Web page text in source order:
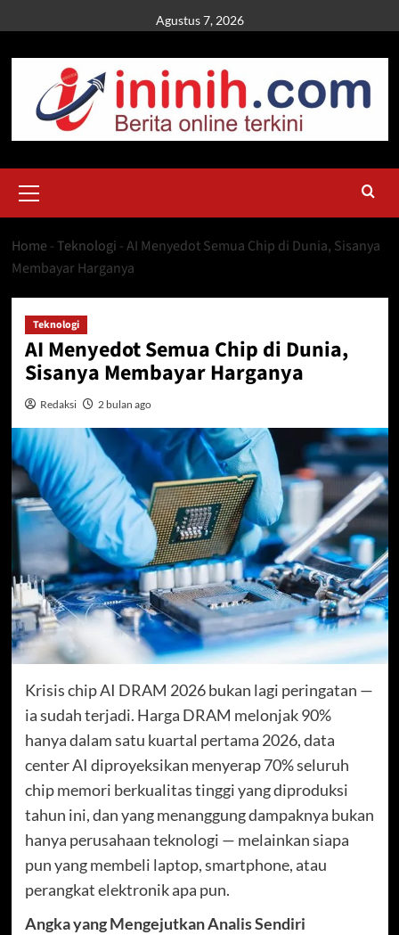
to
content
Agustus 7, 2026
Menu
Home - Teknologi -AI Menyedot Semua Chip di Dunia, Sisanya
Membayar Harganya
Teknologi
AI Menyedot Semua Chip di Dunia,
Sisanya Membayar Harganya
Redaksi 2 bulan ago
Krisis chip AI DRAM 2026 bukan lagi peringatan —
ia sudah terjadi. Harga DRAM melonjak 90%
hanya dalam satu kuartal pertama 2026, data
center AI diproyeksikan menyerap 70% seluruh
chip memori berkualitas tinggi yang diproduksi
tahun ini, dan yang menanggung dampaknya bukan
hanya perusahaan teknologi — melainkan siapa
pun yang membeli laptop, smartphone, atau
perangkat elektronik apa pun.
Angka yang Mengejutkan Analis Sendiri